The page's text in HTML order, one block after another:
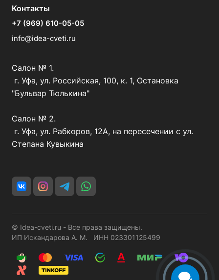
Контакты
+7 (969) 610-05-05
info@idea-cveti.ru
Салон № 1.
г. Уфа, ул. Российская, 100, к. 1, Остановка
"Бульвар Тюлькина"
Салон № 2.
г. Уфа, ул. Рабкоров, 12А, на пересечении с ул.
Степана Кувыкина
© Idea-cveti.ru - Все права защищены.
ИП Искандарова А. М. ИНН 023301125499